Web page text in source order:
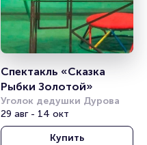
Спектакль «Сказка
Рыбки Золотой»
Уголок дедушки Дурова
29 авг - 14 окт
Купить